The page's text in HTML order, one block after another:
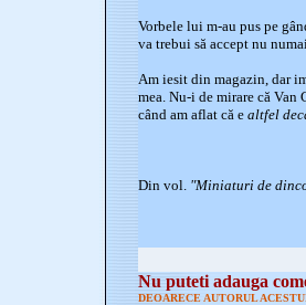
Vorbele lui m-au pus pe
va trebui să accept nu
Am iesit din magazin, dar
mea. Nu-i de mirare că Van
când am aflat că e altfel
Din vol. "Miniaturi de
Nu puteti adauga
DEOARECE AUTORUL